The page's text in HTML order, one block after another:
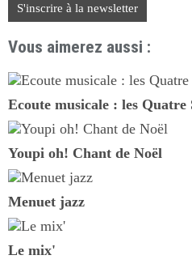
S'inscrire à la newsletter
Vous aimerez aussi :
Ecoute musicale : les Quatre
Youpi oh! Chant de Noël
Menuet jazz
Le mix'